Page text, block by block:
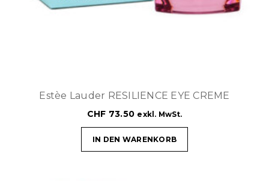
Estèe Lauder RESILIENCE EYE CREME
CHF 73.50 exkl. MwSt.
IN DEN WARENKORB